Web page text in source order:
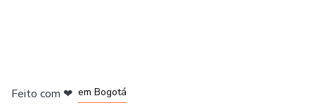
Feito com ❤ em Bogotá